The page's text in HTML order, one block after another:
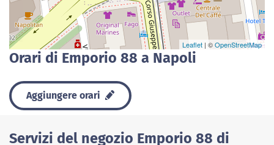
Leaflet | ©OpenStreetMap
Orari di Emporio 88 a Napoli
Aggiungere orari
Servizi del negozio Emporio 88 di